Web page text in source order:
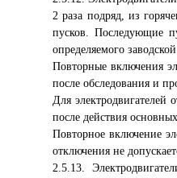
2 раза подряд, из
пусков. Последующие
определяемого
Повторные включения
после обследования и
Для
после действия
Повторное включение
отключения не
2.5.13.